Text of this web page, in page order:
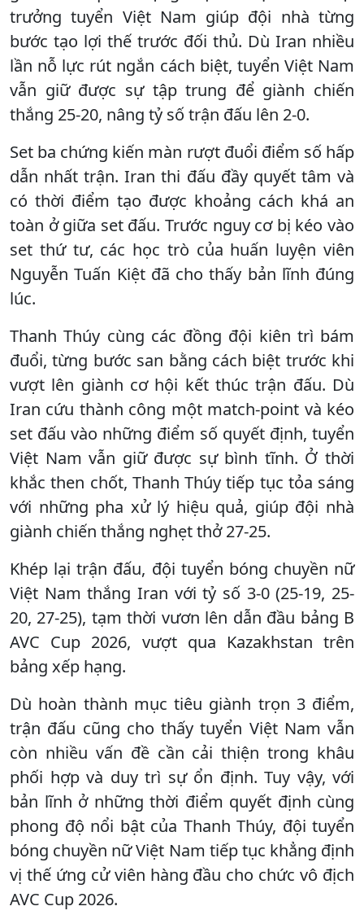
trưởng tuyển Việt Nam giúp đội nhà từng
bước tạo lợi thế trước đối thủ. Dù Iran nhiều
lần nỗ lực rút ngắn cách biệt, tuyển Việt Nam
vẫn giữ được sự tập trung để giành chiến
thắng 25-20, nâng tỷ số trận đấu lên 2-0.
Set ba chứng kiến màn rượt đuổi điểm số hấp
dẫn nhất trận. Iran thi đấu đầy quyết tâm và
có thời điểm tạo được khoảng cách khá an
toàn ở giữa set đấu. Trước nguy cơ bị kéo vào
set thứ tư, các học trò của huấn luyện viên
Nguyễn Tuấn Kiệt đã cho thấy bản lĩnh đúng
lúc.
Thanh Thúy cùng các đồng đội kiên trì bám
đuổi, từng bước san bằng cách biệt trước khi
vượt lên giành cơ hội kết thúc trận đấu. Dù
Iran cứu thành công một match-point và kéo
set đấu vào những điểm số quyết định, tuyển
Việt Nam vẫn giữ được sự bình tĩnh. Ở thời
khắc then chốt, Thanh Thúy tiếp tục tỏa sáng
với những pha xử lý hiệu quả, giúp đội nhà
giành chiến thắng nghẹt thở 27-25.
Khép lại trận đấu, đội tuyển bóng chuyền nữ
Việt Nam thắng Iran với tỷ số 3-0 (25-19, 25-
20, 27-25), tạm thời vươn lên dẫn đầu bảng B
AVC Cup 2026, vượt qua Kazakhstan trên
bảng xếp hạng.
Dù hoàn thành mục tiêu giành trọn 3 điểm,
trận đấu cũng cho thấy tuyển Việt Nam vẫn
còn nhiều vấn đề cần cải thiện trong khâu
phối hợp và duy trì sự ổn định. Tuy vậy, với
bản lĩnh ở những thời điểm quyết định cùng
phong độ nổi bật của Thanh Thúy, đội tuyển
bóng chuyền nữ Việt Nam tiếp tục khẳng định
vị thế ứng cử viên hàng đầu cho chức vô địch
AVC Cup 2026.